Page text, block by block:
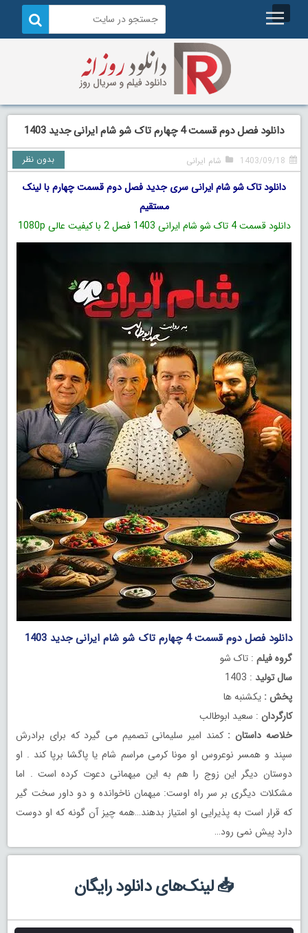
دانلود فصل دوم قسمت 4 چهارم تاک شو شام ایرانی جدید 1403
1403/09/18 شام ایرانی بدون نظر
دانلود تاک شو شام ایرانی سری جدید فصل دوم قسمت چهارم با لینک
مستقیم
دانلود قسمت 4 تاک شو شام ایرانی 1403 فصل 2
با کیفیت عالی 1080p
دانلود فصل دوم قسمت 4 چهارم تاک شو شام ایرانی جدید 1403
گروه فیلم : تاک شو
سال تولید : 1403
پخش : یکشنبه ها
کارگردان : سعید ابوطالب
خلاصه داستان : کمند امیر سلیمانی تصمیم می گیرد که برای برادرش
سپند و همسر نوعروس او مونا کرمی مراسم شام یا پاگشا برپا کند . او
دوستان دیگر این زوج را هم به این میهمانی دعوت کرده است . اما
مشکلات دیگری بر سر راه اوست: میهمان ناخوانده و دو داور سخت گیر
که قرار است به پذیرایی او امتیاز بدهند…همه چیز آن گونه که او دوست
دارد پیش نمی رود…
📥 لینک‌های دانلود رایگان